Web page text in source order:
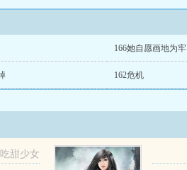
166她自愿画地为牢
162危机
吃甜少女